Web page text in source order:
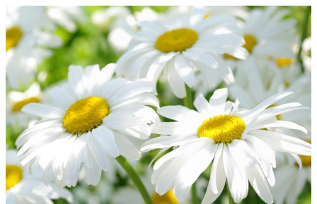
Перейти
к
содержимому